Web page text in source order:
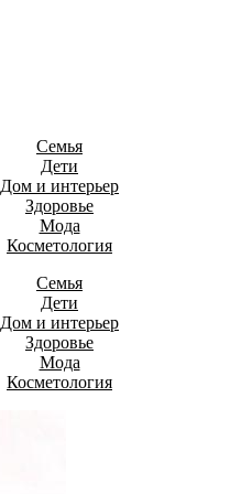
Семья
Дети
Дом и интерьер
Здоровье
Мода
Косметология
Семья
Дети
Дом и интерьер
Здоровье
Мода
Косметология